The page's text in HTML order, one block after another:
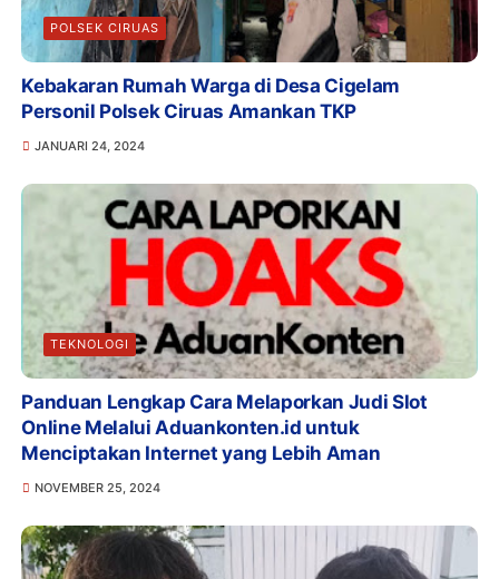
POLSEK CIRUAS
Kebakaran Rumah Warga di Desa Cigelam
Personil Polsek Ciruas Amankan TKP
JANUARI 24, 2024
TEKNOLOGI
Panduan Lengkap Cara Melaporkan Judi Slot
Online Melalui Aduankonten.id untuk
Menciptakan Internet yang Lebih Aman
NOVEMBER 25, 2024